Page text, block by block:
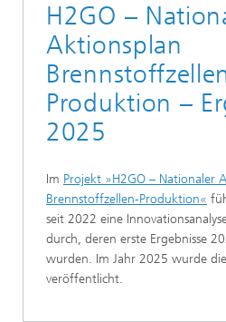
H2GO –
Aktionsplan
Produktion –
2025
Im Projekt »H2GO – Nationaler
Brennstoffzellen-Produktion«
seit 2022 eine
durch, deren erste Ergebnisse
wurden. Im Jahr 2025 wurde
veröffentlicht.